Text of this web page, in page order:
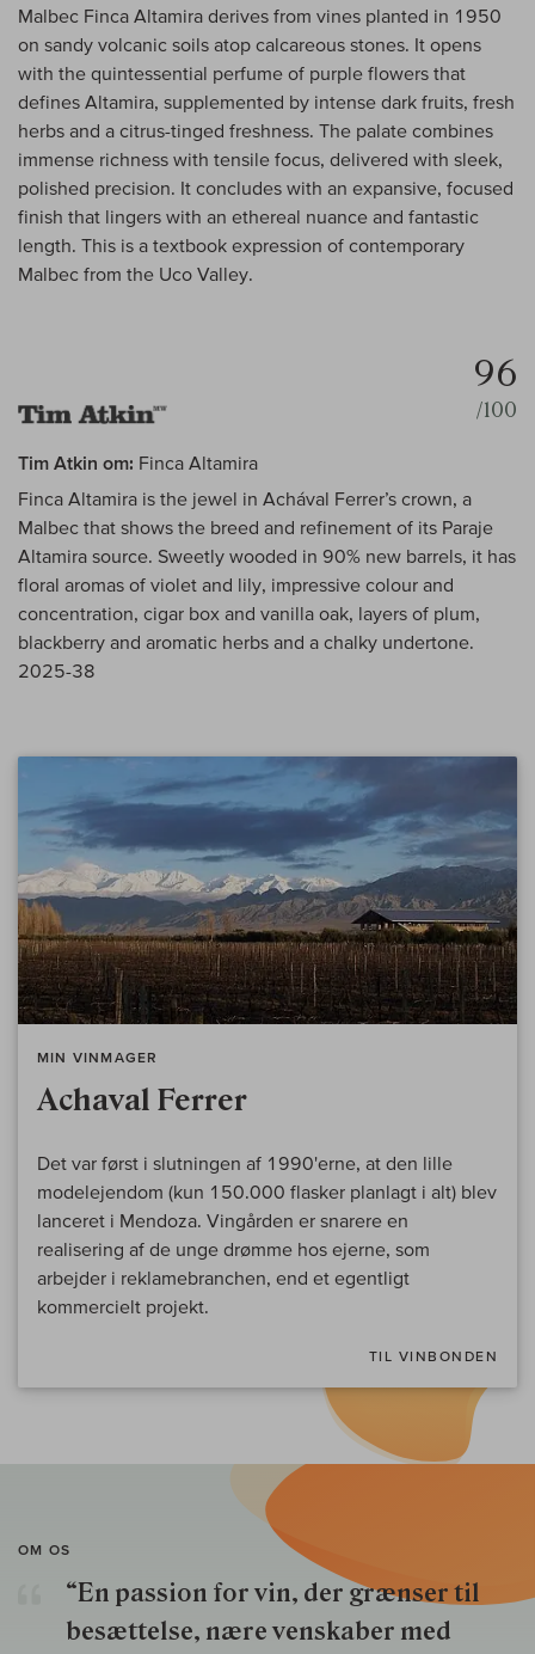
Malbec Finca Altamira derives from vines planted in 1950
on sandy volcanic soils atop calcareous stones. It opens
with the quintessential perfume of purple flowers that
defines Altamira, supplemented by intense dark fruits, fresh
herbs and a citrus-tinged freshness. The palate combines
immense richness with tensile focus, delivered with sleek,
polished precision. It concludes with an expansive, focused
finish that lingers with an ethereal nuance and fantastic
length. This is a textbook expression of contemporary
Malbec from the Uco Valley.
96
/100
Tim Atkin om: Finca Altamira
Finca Altamira is the jewel in Achával Ferrer’s crown, a
Malbec that shows the breed and refinement of its Paraje
Altamira source. Sweetly wooded in 90% new barrels, it has
floral aromas of violet and lily, impressive colour and
concentration, cigar box and vanilla oak, layers of plum,
blackberry and aromatic herbs and a chalky undertone.
2025-38
MIN VINMAGER
Achaval Ferrer
Det var først i slutningen af 1990'erne, at den lille
modelejendom (kun 150.000 flasker planlagt i alt) blev
lanceret i Mendoza. Vingården er snarere en
realisering af de unge drømme hos ejerne, som
arbejder i reklamebranchen, end et egentligt
kommercielt projekt.
TIL VINBONDEN
OM OS
“En passion for vin, der grænser til
besættelse, nære venskaber med